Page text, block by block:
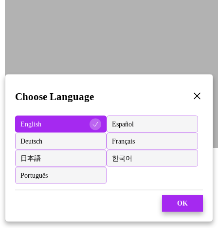
Choose Language
English Español
Deutsch Français
日本語 한국어
Português
OK